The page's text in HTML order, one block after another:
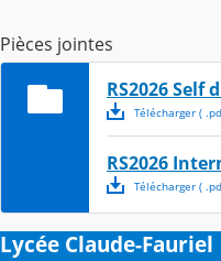
Pièces jointes
RS2026 Self
Télécharger( .
RS2026
Télécharger( .
Lycée Claude-Fauriel